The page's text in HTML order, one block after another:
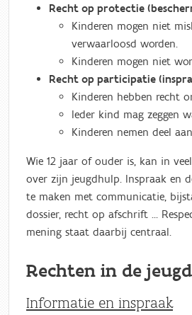
Recht op protectie
Kinderen mogen niet
verwaarloosd worden.
Kinderen mogen niet
Recht op participatie
Kinderen hebben recht
Ieder kind mag zeggen
Kinderen nemen deel
Wie 12 jaar of ouder is, kan in
over zijn jeugdhulp. Inspraak en
te maken met communicatie,
dossier, recht op afschrift …
mening staat daarbij centraal.
Rechten in de
Informatie en inspraak